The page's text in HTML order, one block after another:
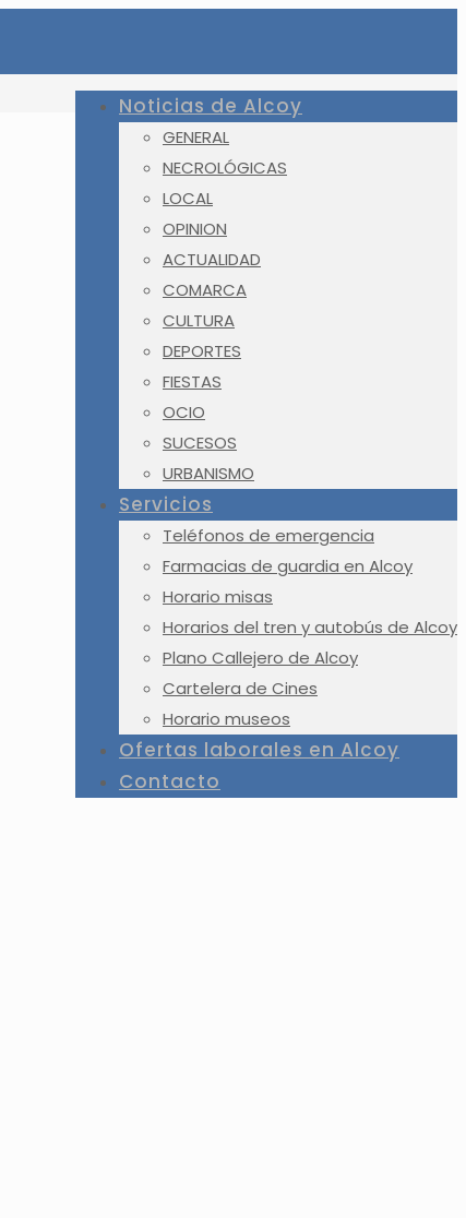
Noticias de Alcoy
GENERAL
NECROLÓGICAS
LOCAL
OPINION
ACTUALIDAD
COMARCA
CULTURA
DEPORTES
FIESTAS
OCIO
SUCESOS
URBANISMO
Servicios
Teléfonos de emergencia
Farmacias de guardia en Alcoy
Horario misas
Horarios del tren y autobús de Alcoy
Plano Callejero de Alcoy
Cartelera de Cines
Horario museos
Ofertas laborales en Alcoy
Contacto